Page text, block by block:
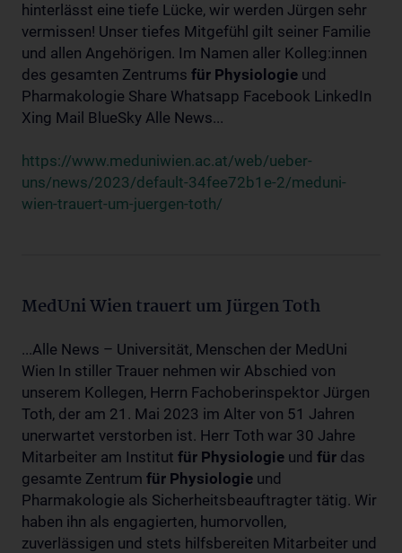
hinterlässt eine tiefe Lücke, wir werden Jürgen sehr
vermissen! Unser tiefes Mitgefühl gilt seiner Familie
und allen Angehörigen. Im Namen aller Kolleg:innen
des gesamten Zentrums für Physiologie und
Pharmakologie Share Whatsapp Facebook LinkedIn
Xing Mail BlueSky Alle News...
https://www.meduniwien.ac.at/web/ueber-
uns/news/2023/default-34fee72b1e-2/meduni-
wien-trauert-um-juergen-toth/
MedUni Wien trauert um Jürgen Toth
...Alle News – Universität, Menschen der MedUni
Wien In stiller Trauer nehmen wir Abschied von
unserem Kollegen, Herrn Fachoberinspektor Jürgen
Toth, der am 21. Mai 2023 im Alter von 51 Jahren
unerwartet verstorben ist. Herr Toth war 30 Jahre
Mitarbeiter am Institut für Physiologie und für das
gesamte Zentrum für Physiologie und
Pharmakologie als Sicherheitsbeauftragter tätig. Wir
haben ihn als engagierten, humorvollen,
zuverlässigen und stets hilfsbereiten Mitarbeiter und